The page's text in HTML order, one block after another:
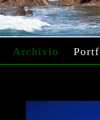
Archivio